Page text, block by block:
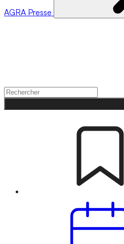
AGRA Presse